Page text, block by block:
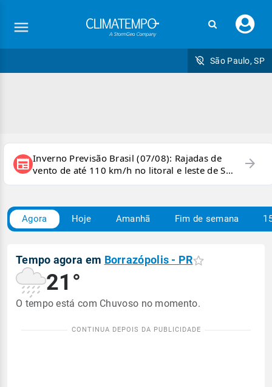
seu
São Paulo, SP
newspaper Inverno Previsão Brasil (07/08): Rajadas de
vento de até 110 km/h no litoral e leste de SP
e sul do RJ
arrow_forward
Agora Hoje Amanhã Fim de semana
Tempo agora em Borrazópolis - PR
21°
O tempo está com Chuvoso no momento.